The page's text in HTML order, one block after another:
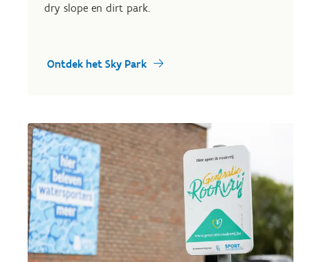
dry slope en dirt park.
Ontdek het Sky Park